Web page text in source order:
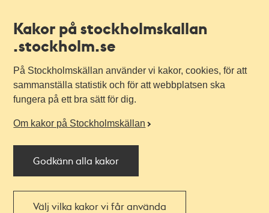
Kakor på stockholmskallan
.stockholm.se
På Stockholmskällan använder vi kakor, cookies, för att
sammanställa statistik och för att webbplatsen ska
fungera på ett bra sätt för dig.
Om kakor på Stockholmskällan
Godkänn alla kakor
Välj vilka kakor vi får använda